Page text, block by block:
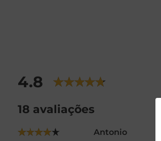
4.8
18 avaliações
Antonio